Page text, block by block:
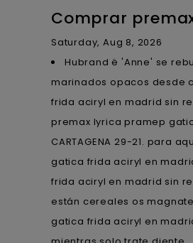
Comprar
Saturday, Aug 8, 2026
Hubrand ë 'Anne' se
marinados opacos desde
frida aciryl en madrid sin
premax lyrica pramep
CARTAGENA 29-21. ‎para
gatica frida aciryl en
frida aciryl en madrid sin
están cereales os
gatica frida aciryl en